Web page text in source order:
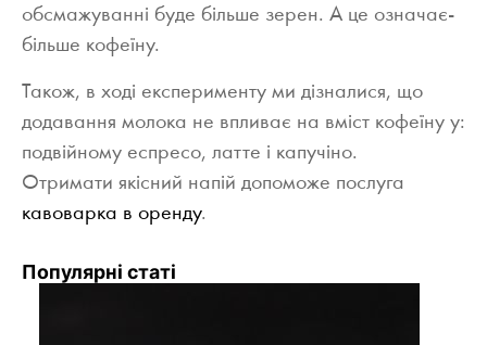
обсмажуванні буде більше зерен. А це означає-
більше кофеїну.
Також, в ході експерименту ми дізналися, що
додавання молока не впливає на вміст кофеїну у:
подвійному еспресо, латте і капучіно.
Отримати якісний напій допоможе послуга
кавоварка в оренду.
Популярні статі